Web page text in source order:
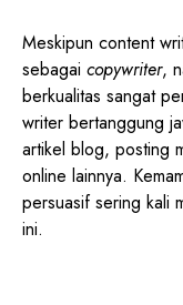
Meskipun content
sebagai copywriter,
berkualitas sangat
writer bertanggung
artikel blog, posting
online lainnya.
persuasif sering kali
ini.